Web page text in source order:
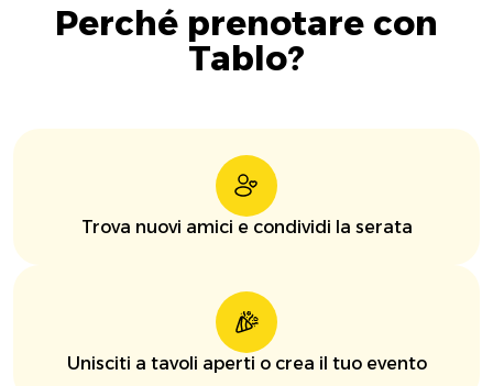
Perché prenotare con
Tablo?
Trova nuovi amici e condividi la serata
Unisciti a tavoli aperti o crea il tuo evento